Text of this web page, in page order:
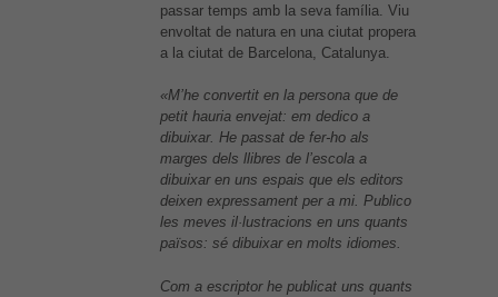
passar temps amb la seva família. Viu
envoltat de natura en una ciutat propera
a la ciutat de Barcelona, ​​Catalunya.
«M’he convertit en la persona que de
petit hauria envejat: em dedico a
dibuixar. He passat de fer-ho als
marges dels llibres de l’escola a
dibuixar en uns espais que els editors
deixen expressament per a mi. Publico
les meves il·lustracions en uns quants
països: sé dibuixar en molts idiomes.
Com a escriptor he publicat uns quants